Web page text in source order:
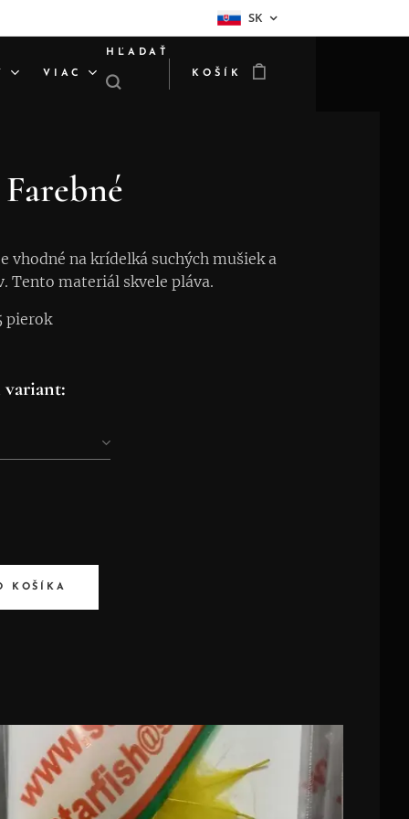
SK
VIAC
HĽADAŤ
KOŠÍK
vhodné na krídelká suchých mušiek a
Tento materiál skvele pláva.
pierok
variant:
KOŠÍKA